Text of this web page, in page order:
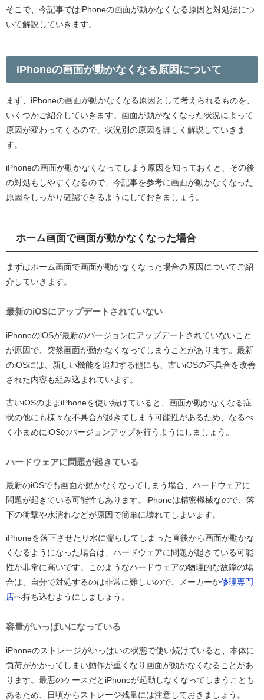
そこで、今記事ではiPhoneの画面が動かなくなる原因と対処法につ
いて解説していきます。
iPhoneの画面が動かなくなる原因について
まず、iPhoneの画面が動かなくなる原因として考えられるものを、
いくつかご紹介していきます。画面が動かなくなった状況によって
原因が変わってくるので、状況別の原因を詳しく解説していきま
す。
iPhoneの画面が動かなくなってしまう原因を知っておくと、その後
の対処もしやすくなるので、今記事を参考に画面が動かなくなった
原因をしっかり確認できるようにしておきましょう。
ホーム画面で画面が動かなくなった場合
まずはホーム画面で画面が動かなくなった場合の原因についてご紹
介していきます。
最新のiOSにアップデートされていない
iPhoneのiOSが最新のバージョンにアップデートされていないこと
が原因で、突然画面が動かなくなってしまうことがあります。最新
のiOSには、新しい機能を追加する他にも、古いiOSの不具合を改善
された内容も組み込まれています。
古いiOSのままiPhoneを使い続けていると、画面が動かなくなる症
状の他にも様々な不具合が起きてしまう可能性があるため、なるべ
く小まめにiOSのバージョンアップを行うようにしましょう。
ハードウェアに問題が起きている
最新のiOSでも画面が動かなくなってしまう場合、ハードウェアに
問題が起きている可能性もあります。iPhoneは精密機械なので、落
下の衝撃や水濡れなどが原因で簡単に壊れてしまいます。
iPhoneを落下させたり水に濡らしてしまった直後から画面が動かな
くなるようになった場合は、ハードウェアに問題が起きている可能
性が非常に高いです。このようなハードウェアの物理的な故障の場
合は、自分で対処するのは非常に難しいので、メーカーか修理専門
店へ持ち込むようにしましょう。
容量がいっぱいになっている
iPhoneのストレージがいっぱいの状態で使い続けていると、本体に
負荷がかかってしまい動作が重くなり画面が動かなくなることがあ
ります。最悪のケースだとiPhoneが起動しなくなってしまうことも
あるため、日頃からストレージ残量には注意しておきましょう。